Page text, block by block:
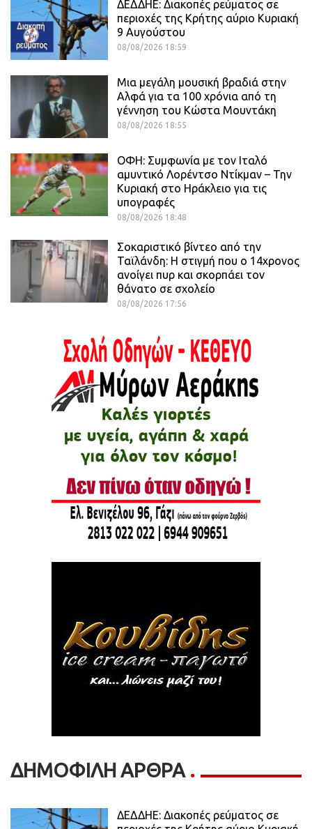
ΔΕΔΔΗΕ: Διακοπές ρεύματος σε
περιοχές της Κρήτης αύριο Κυριακή
9 Αυγούστου
08/08/2026 18:59
Μια μεγάλη μουσική βραδιά στην
Αλφά για τα 100 χρόνια από τη
γέννηση του Κώστα Μουντάκη
08/08/2026 18:55
ΟΦΗ: Συμφωνία με τον Ιταλό
αμυντικό Λορέντσο Ντίκμαν – Την
Κυριακή στο Ηράκλειο για τις
υπογραφές
08/08/2026 18:48
Σοκαριστικό βίντεο από την
Ταϊλάνδη: Η στιγμή που ο 14χρονος
ανοίγει πυρ και σκορπάει τον
θάνατο σε σχολείο
08/08/2026 17:56
ΔΗΜΟΦΙΛΗ ΑΡΘΡΑ
ΔΕΔΔΗΕ: Διακοπές ρεύματος σε